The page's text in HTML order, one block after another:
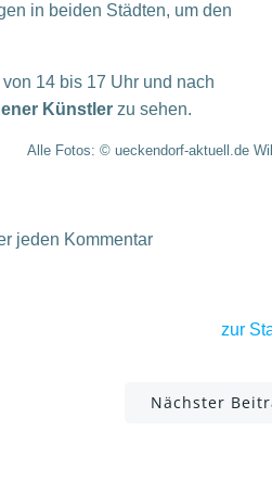
in beiden Städten, um den
14 bis 17 Uhr und nach
Künstler zu sehen.
Alle Fotos: © ueckendorf-aktuell.de
jeden Kommentar
zur
Nächster